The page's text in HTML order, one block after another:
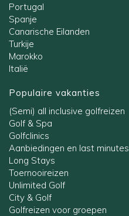
Portugal
Spanje
Canarische Eilanden
Turkije
Marokko
Italië
Populaire vakanties
(Semi) all inclusive golfreizen
Golf & Spa
Golfclinics
Aanbiedingen en last minutes
Long Stays
Toernooireizen
Unlimited Golf
City & Golf
Golfreizen voor groepen